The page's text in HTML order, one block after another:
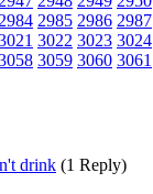
2984 2985 2986 2987
3022 3023 3024
3059 3060 3061
drink (1 Reply)